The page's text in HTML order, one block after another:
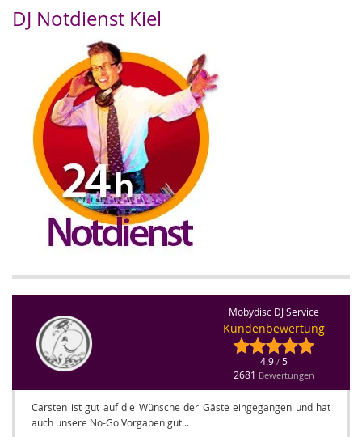
DJ Notdienst Kiel
Mobydisc DJ Service
Kundenbewertung
4.9 / 5
2681 Bewertungen
Carsten ist gut auf die Wünsche der Gäste eingegangen und hat
auch unsere No-Go Vorgaben gut...